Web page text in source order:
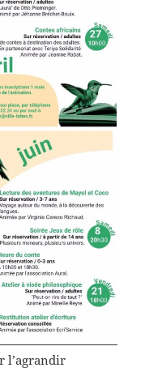
l’agrandir